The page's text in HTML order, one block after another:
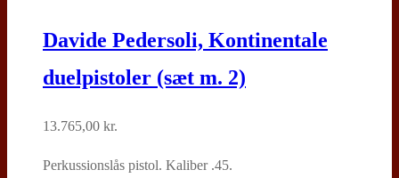
Davide Pedersoli, Kontinentale
duelpistoler (sæt m. 2)
13.765,00 kr.
Perkussionslås pistol. Kaliber .45.